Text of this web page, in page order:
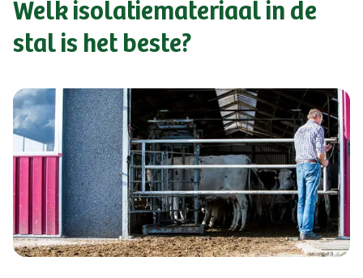
Welk isolatiemateriaal in de
stal is het beste?